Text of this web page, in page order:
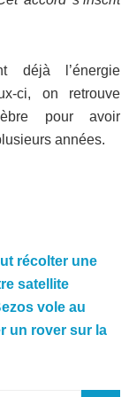
déjà l’énergie
ci, on retrouve
pour avoir
années.
récolter une
satellite
vole au
un rover sur la